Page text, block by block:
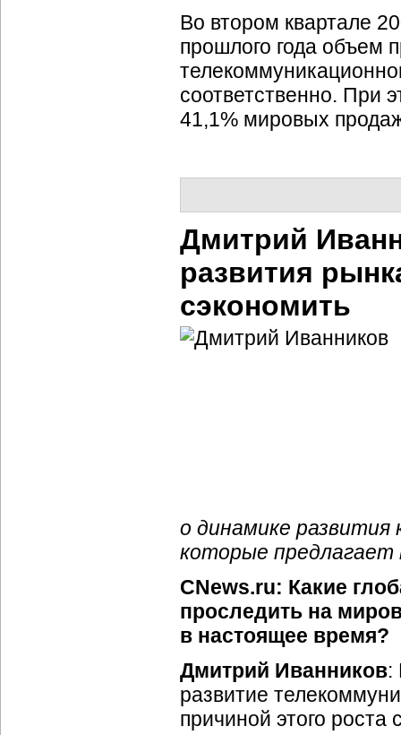
Во втором квартале
прошлого года объем
соответственно. При
41,1% мировых
Дмитрий
развития
сэкономить
о динамике
которые предлагает
CNews.ru: Какие
проследить на
в настоящее время?
Дмитрий Иванников:
развитие
причиной этого роста